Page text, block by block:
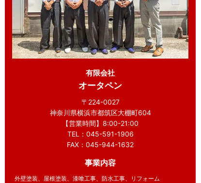
有限会社
オータペン
〒224-0027
神奈川県横浜市都筑区大棚町604
【営業時間】8:00-21:00
TEL：045-591-1906
FAX：045-944-1632
事業内容
外壁塗装、屋根塗装、漆喰工事、防水工事、リフォーム